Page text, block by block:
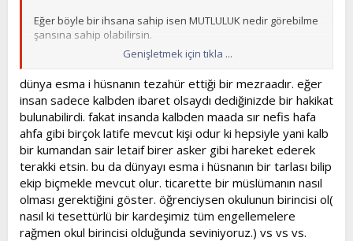
Eğer böyle bir ihsana sahip isen MUTLULUK nedir görebilme
şansına sahip olabilirsin.
Zerre kadar dünya meşgalesi aklında var ise mutluluk
dediğin anlık birşeydir efendim, gelir ve giderrrrrrrrrrrr.
Genişletmek için tıkla ...
dünya esma i hüsnanın tezahür ettiği bir mezraadır. eğer
insan sadece kalbden ibaret olsaydı dediğinizde bir hakikat
bulunabilirdi. fakat insanda kalbden maada sır nefis hafa
ahfa gibi birçok latife mevcut kişi odur ki hepsiyle yani kalb
bir kumandan sair letaif birer asker gibi hareket ederek
terakki etsin. bu da dünyayı esma i hüsnanın bir tarlası bilip
ekip biçmekle mevcut olur. ticarette bir müslümanın nasıl
olması gerektiğini göster. öğrenciysen okulunun birincisi ol(
nasıl ki tesettürlü bir kardeşimiz tüm engellemelere
rağmen okul birincisi olduğunda seviniyoruz.) vs vs vs.